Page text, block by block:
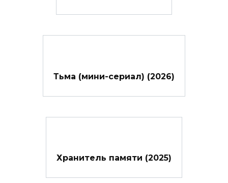
Тьма (мини-сериал) (2026)
Хранитель памяти (2025)